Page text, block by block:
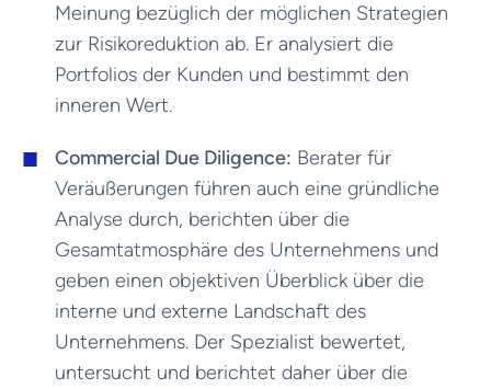
Meinung bezüglich der möglichen Strategien
zur Risikoreduktion ab. Er analysiert die
Portfolios der Kunden und bestimmt den
inneren Wert.
Commercial Due Diligence: Berater für
Veräußerungen führen auch eine gründliche
Analyse durch, berichten über die
Gesamtatmosphäre des Unternehmens und
geben einen objektiven Überblick über die
interne und externe Landschaft des
Unternehmens. Der Spezialist bewertet,
untersucht und berichtet daher über die